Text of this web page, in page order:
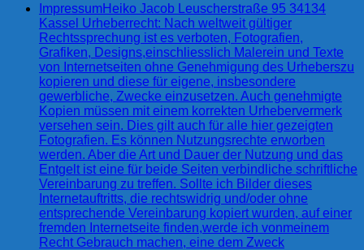
ImpressumHeiko Jacob Leuscherstraße 95 34134
Kassel Urheberrecht: Nach weltweit gültiger
Rechtssprechung ist es verboten, Fotografien,
Grafiken, Designs,einschliesslich Malerein und Texte
von Internetseiten ohne Genehmigung des Urheberszu
kopieren und diese für eigene, insbesondere
gewerbliche, Zwecke einzusetzen. Auch genehmigte
Kopien müssen mit einem korrekten Urhebervermerk
versehen sein. Dies gilt auch für alle hier gezeigten
Fotografien. Es können Nutzungsrechte erworben
werden. Aber die Art und Dauer der Nutzung und das
Entgelt ist eine für beide Seiten verbindliche schriftliche
Vereinbarung zu treffen. Sollte ich Bilder dieses
Internetauftritts, die rechtswidrig und/oder ohne
entsprechende Vereinbarung kopiert wurden, auf einer
fremden Internetseite finden,werde ich vonmeinem
Recht Gebrauch machen, eine dem Zweck